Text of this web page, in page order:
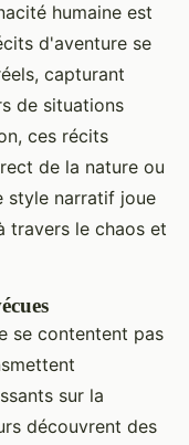
humaine est
d'aventure se
capturant
de situations
ces récits
de la nature ou
style narratif joue
travers le chaos et
se contentent pas
sur la
découvrent des